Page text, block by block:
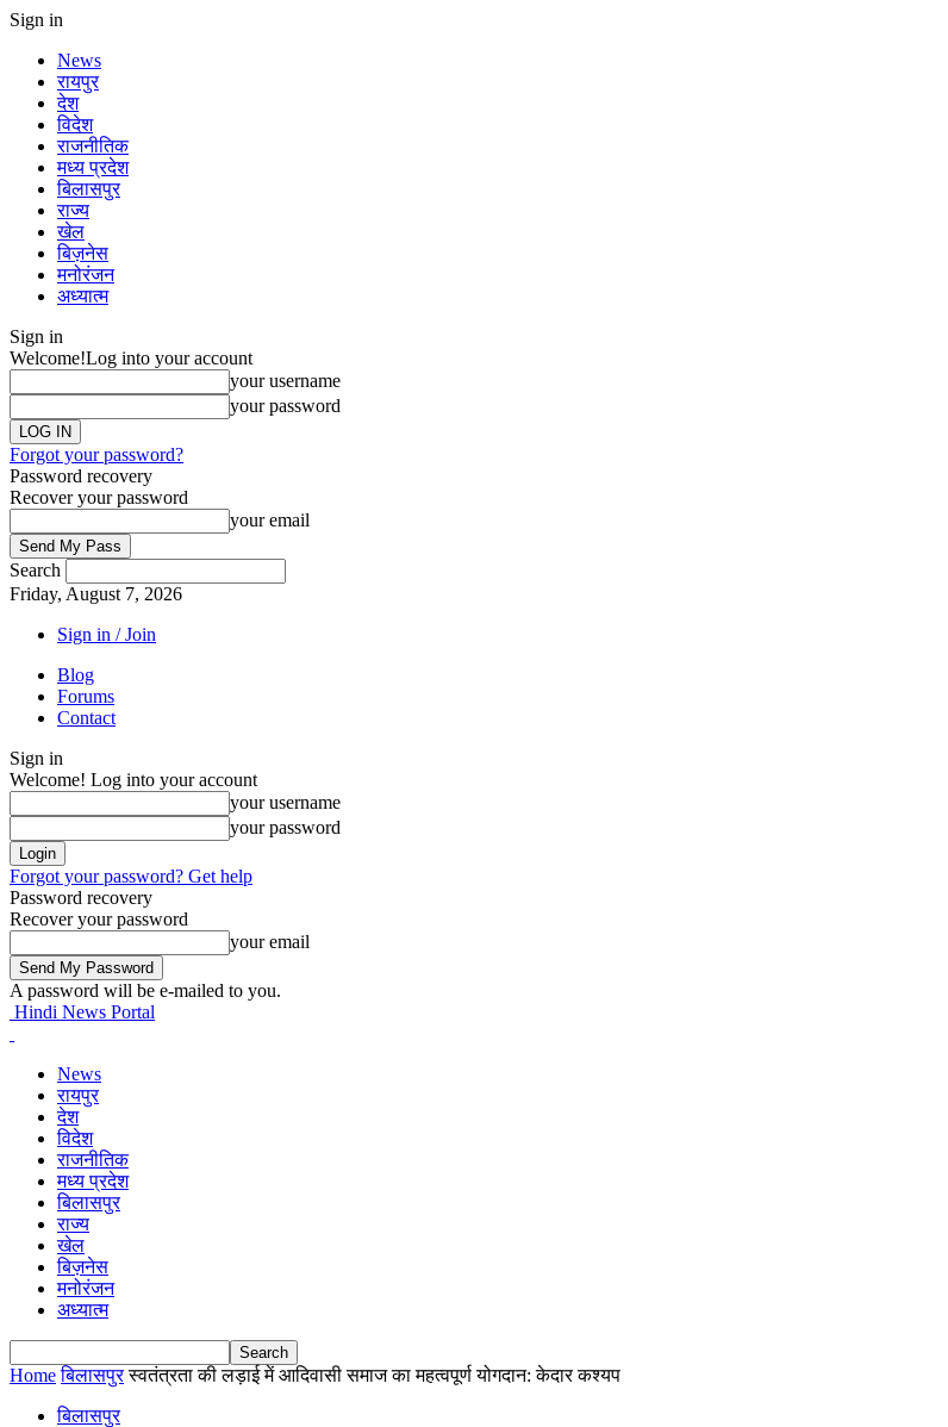
Sign in
News
रायपुर
देश
विदेश
राजनीतिक
मध्य प्रदेश
बिलासपुर
राज्य
खेल
बिज़नेस
मनोरंजन
अध्यात्म
Sign in
Welcome!Log into your account
your username
your password
Forgot your password?
Password recovery
Recover your password
your email
Search
Friday, August 7, 2026
Sign in / Join
Blog
Forums
Contact
Sign in
Welcome! Log into your account
your username
your password
Forgot your password? Get help
Password recovery
Recover your password
your email
A password will be e-mailed to you.
Hindi News Portal
News
रायपुर
देश
विदेश
राजनीतिक
मध्य प्रदेश
बिलासपुर
राज्य
खेल
बिज़नेस
मनोरंजन
अध्यात्म
Home बिलासपुर स्वतंत्रता की लड़ाई में आदिवासी समाज का महत्वपूर्ण योगदान: केदार कश्यप
बिलासपुर